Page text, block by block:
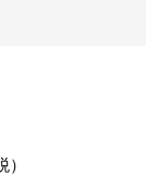
）